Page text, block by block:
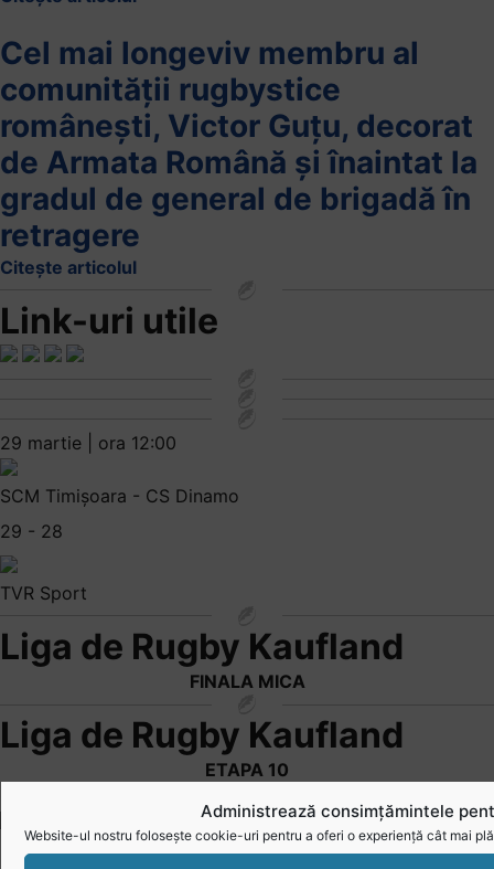
Administrează consimțămintele
Website-ul nostru folosește cookie-uri pentru a oferi o experiență cât mai
Cel mai longeviv membru al
comunității rugbystice
românești, Victor Guțu, decorat
de Armata Română și înaintat la
gradul de general de brigadă în
retragere
Citește articolul
Link-uri utile
29 martie | ora 12:00
SCM Timișoara - CS Dinamo
29 - 28
TVR Sport
Liga de Rugby Kaufland
FINALA MICA
Liga de Rugby Kaufland
ETAPA 10
Baia Mare - Dinamo